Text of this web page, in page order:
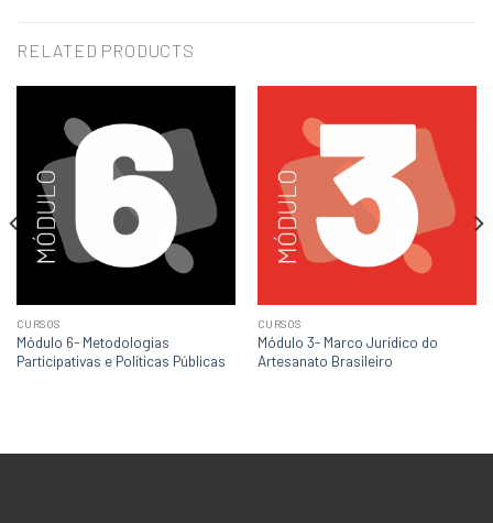
RELATED PRODUCTS
CURSOS
Módulo 6- Metodologias
Participativas e Políticas Públicas
CURSOS
Módulo 3- Marco Jurídico do
Artesanato Brasileiro